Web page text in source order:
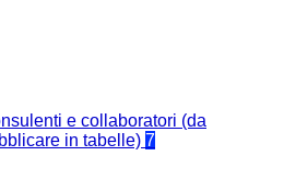
e collaboratori (da
in tabelle) 7